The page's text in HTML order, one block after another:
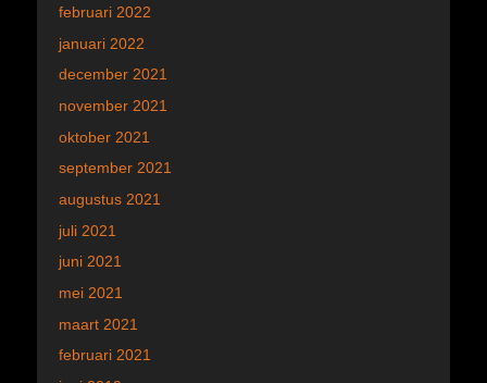
februari 2022
januari 2022
december 2021
november 2021
oktober 2021
september 2021
augustus 2021
juli 2021
juni 2021
mei 2021
maart 2021
februari 2021